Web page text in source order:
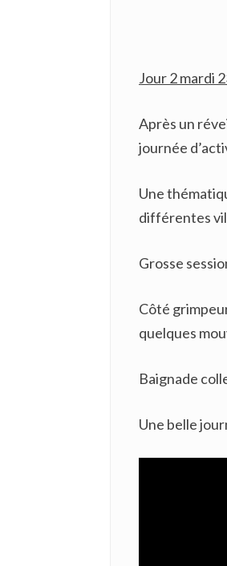
Jour 2 mardi
Après un
journée
Une
différentes
Grosse
Côté
quelques
Baignade
Une belle